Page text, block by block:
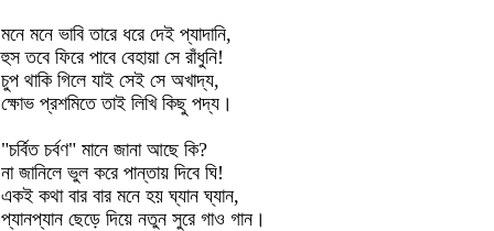
মনে মনে ভাবি তারে ধরে দেই প্যাদানি,
হুস তবে ফিরে পাবে বেহায়া সে রাঁধুনি!
চুপ থাকি গিলে যাই সেই সে অখাদ্য,
ক্ষোভ প্রশমিতে তাই লিখি কিছু পদ্য।
"চর্বিত চর্বণ" মানে জানা আছে কি?
না জানিলে ভুল করে পান্তায় দিবে ঘি!
একই কথা বার বার মনে হয় ঘ্যান ঘ্যান,
প্যানপ্যান ছেড়ে দিয়ে নতুন সুরে গাও গান।